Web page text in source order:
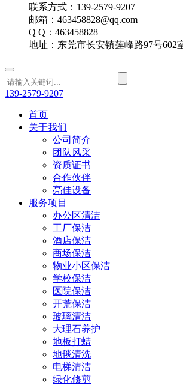
联系方式：139-2579-9207
邮箱：463458828@qq.com
Q Q：463458828
地址：东莞市长安镇莲峰路97号602
139-2579-9207
首页
关于我们
公司简介
团队风采
资质证书
合作伙伴
亮佳设备
服务项目
办公区清洁
工厂保洁
酒店保洁
商场保洁
物业小区保洁
学校保洁
医院保洁
开荒保洁
玻璃清洁
大理石养护
地板打蜡
地毯清洗
电梯清洁
绿化修剪